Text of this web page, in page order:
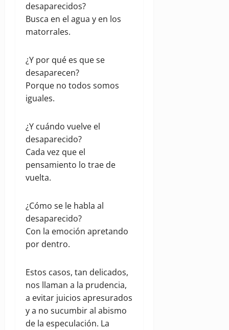
desaparecidos?
Busca en el agua y en los
matorrales.
¿Y por qué es que se
desaparecen?
Porque no todos somos
iguales.
¿Y cuándo vuelve el
desaparecido?
Cada vez que el
pensamiento lo trae de
vuelta.
¿Cómo se le habla al
desaparecido?
Con la emoción apretando
por dentro.
Estos casos, tan delicados,
nos llaman a la prudencia,
a evitar juicios apresurados
y a no sucumbir al abismo
de la especulación. La